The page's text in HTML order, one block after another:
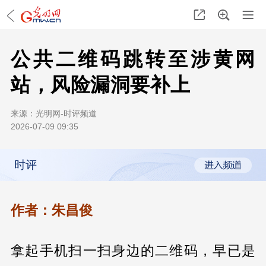
公共二维码跳转至涉黄网
站，风险漏洞要补上
来源： 光明网-时评频道
2026-07-09 09:35
时评
作者：朱昌俊
拿起手机扫一扫身边的二维码，早已是